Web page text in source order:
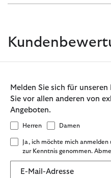
Melden Sie sich für
Sie vor allen anderen von
Angeboten.
Herren Damen
Ja, ich möchte mich
zur Kenntnis genommen.
E-Mail-Adresse